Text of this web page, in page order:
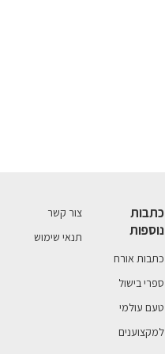
כתבות
נוספות
כתבות אורח
ספרי בישול
טעם עולמי
למקצוענים
צור קשר
תנאי שימוש